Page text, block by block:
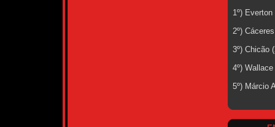
1º)
2º)
3º) Chicão
4º)
5º) Márcio